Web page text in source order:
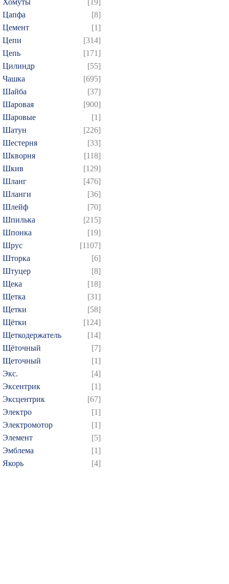
Хомуты
[19]
Цапфа
[8]
Цемент
[1]
Цепи
[314]
Цепь
[171]
Цилиндр
[55]
Чашка
[695]
Шайба
[37]
Шаровая
[900]
Шаровые
[1]
Шатун
[226]
Шестерня
[33]
Шкворня
[118]
Шкив
[129]
Шланг
[476]
Шланги
[36]
Шлейф
[70]
Шпилька
[215]
Шпонка
[19]
Шрус
[1107]
Шторка
[6]
Штуцер
[8]
Щека
[18]
Щетка
[31]
Щетки
[58]
Щётки
[124]
Щеткодержатель
[14]
Щёточный
[7]
Щеточный
[1]
Экс.
[4]
Эксентрик
[1]
Эксцентрик
[67]
Электро
[1]
Электромотор
[1]
Элемент
[5]
Эмблема
[1]
Якорь
[4]